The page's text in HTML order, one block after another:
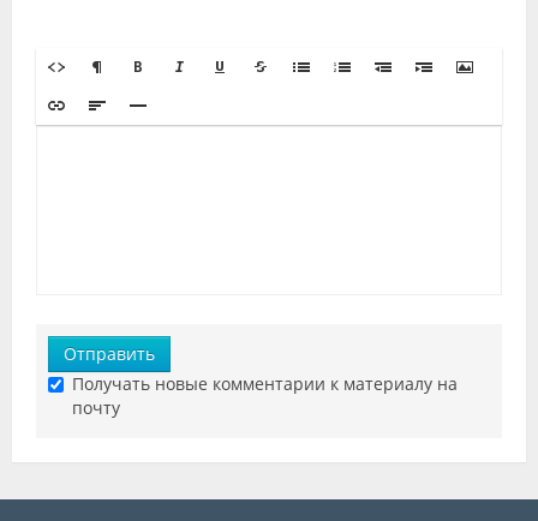
Отправить
Получать новые комментарии к материалу на
почту